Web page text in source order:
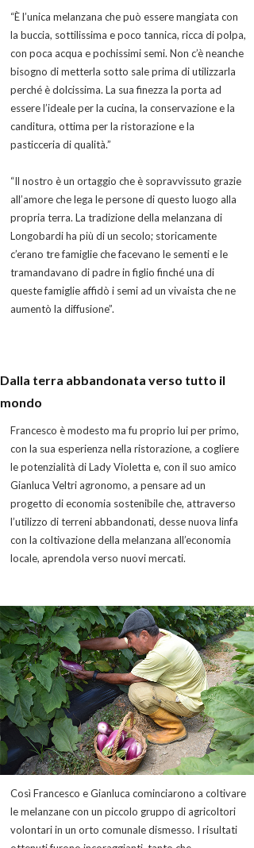
“È l’unica melanzana che può essere mangiata con
la buccia, sottilissima e poco tannica, ricca di polpa,
con poca acqua e pochissimi semi. Non c’è neanche
bisogno di metterla sotto sale prima di utilizzarla
perché è dolcissima. La sua finezza la porta ad
essere l’ideale per la cucina, la conservazione e la
canditura, ottima per la ristorazione e la
pasticceria di qualità.”
“Il nostro è un ortaggio che è sopravvissuto grazie
all’amore che lega le persone di questo luogo alla
propria terra. La tradizione della melanzana di
Longobardi ha più di un secolo; storicamente
c’erano tre famiglie che facevano le sementi e le
tramandavano di padre in figlio finché una di
queste famiglie affidò i semi ad un vivaista che ne
aumentò la diffusione”.
Dalla terra abbandonata verso tutto il
mondo
Francesco è modesto ma fu proprio lui per primo,
con la sua esperienza nella ristorazione, a cogliere
le potenzialità di Lady Violetta e, con il suo amico
Gianluca Veltri agronomo, a pensare ad un
progetto di economia sostenibile che, attraverso
l’utilizzo di terreni abbandonati, desse nuova linfa
con la coltivazione della melanzana all’economia
locale, aprendola verso nuovi mercati.
Così Francesco e Gianluca cominciarono a coltivare
le melanzane con un piccolo gruppo di agricoltori
volontari in un orto comunale dismesso. I risultati